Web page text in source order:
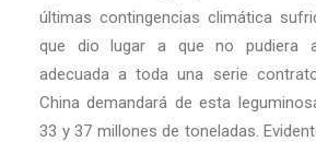
últimas contingencias climática
que dio lugar a que no pudiera
adecuada a toda una serie
China demandará de esta
33 y 37 millones de toneladas.